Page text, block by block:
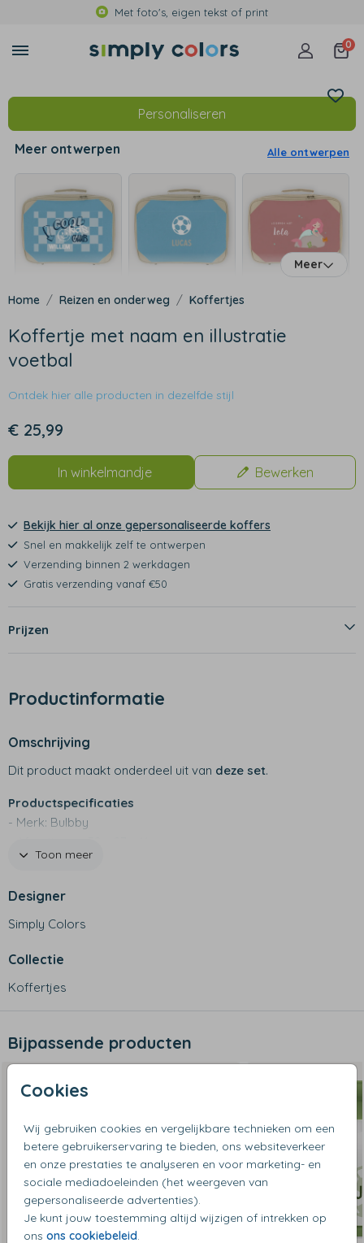
Met foto's, eigen tekst of print
0
Cookies
Wij gebruiken cookies en vergelijkbare technieken om een
betere gebruikerservaring te bieden, ons websiteverkeer
en onze prestaties te analyseren en voor marketing- en
sociale mediadoeleinden (het weergeven van
gepersonaliseerde advertenties).
Je kunt jouw toestemming altijd wijzigen of intrekken op
ons ons cookiebeleid
Personaliseren
Meer ontwerpen Alle ontwerpen
Meer
Reizen en onderweg Koffertjes
Koffertje met naam en illustratie
voetbal
Ontdek hier alle producten in dezelfde stijl
€ 25,99
In winkelmandje Bewerken
Bekijk hier al onze gepersonaliseerde koffers
Snel en makkelijk zelf te ontwerpen
Verzending binnen 2 werkdagen
Gratis verzending vanaf €50
Prijzen
Productinformatie
Omschrijving
Dit product maakt onderdeel uit van deze set.
Productspecificaties
- Merk: Bulbby
- Materiaal: stevig canvas
- Niet geschikt voor de wasmachine
Toon meer
Designer
Simply Colors
Collectie
Koffertjes
Bijpassende producten